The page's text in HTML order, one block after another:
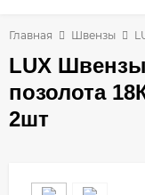
Главная Швензы
LUX
позолота
2шт